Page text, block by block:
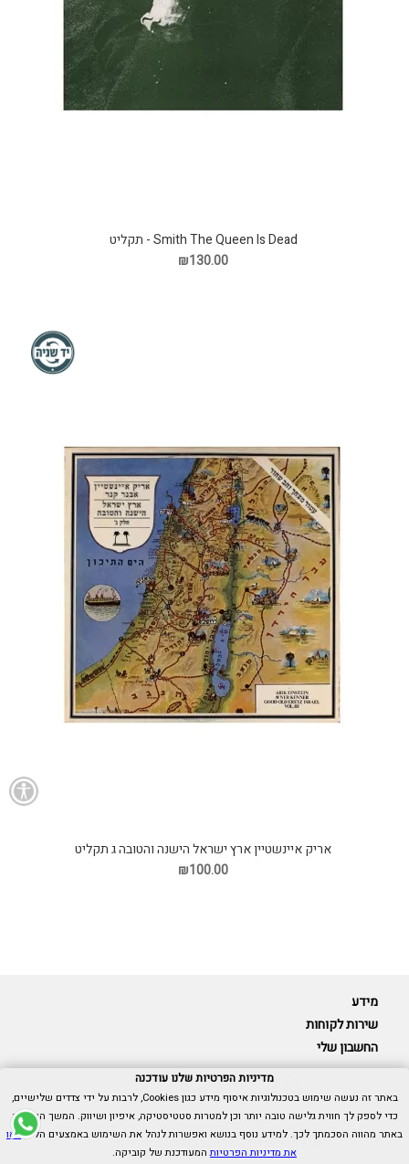
Smith The Queen Is Dead - תקליט
₪130.00
אריק איינשטיין ארץ ישראל הישנה והטובה ג תקליט
₪100.00
מידע
שירות לקוחות
החשבון שלי
Cubica © כל הזכויות שמורות.
אנו כאן בשבילך -055-9511314
מדיניות הפרטיות שלנו עודכנה
באתר זה נעשה שימוש בטכנולוגיות איסוף מידע כגון Cookies, לרבות על ידי צדדים שלישיים,
כדי לספק לך חווית גלישה טובה יותר וכן למטרות סטטיסטיקה, איפיון ושיווק. המשך הגלישה
באתר מהווה הסכמתך לכך. למידע נוסף בנושא ואפשרות לנהל את השימוש באמצעים הללו,ראו
את מדיניות הפרטיותהמעודכנת של קוביקה.